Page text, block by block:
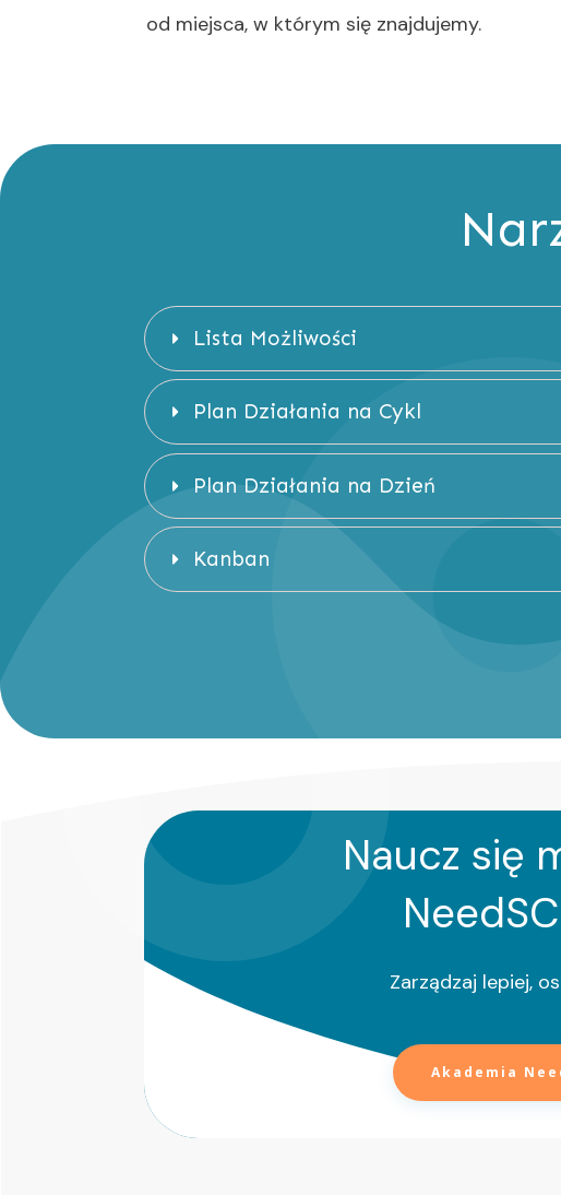
od miejsca, w którym się znajdujemy.
Lista Możliwości
Plan Działania na Cykl
Plan Działania na Dzień
Kanban
Naucz się
Zarządzaj lepiej,
Akademia